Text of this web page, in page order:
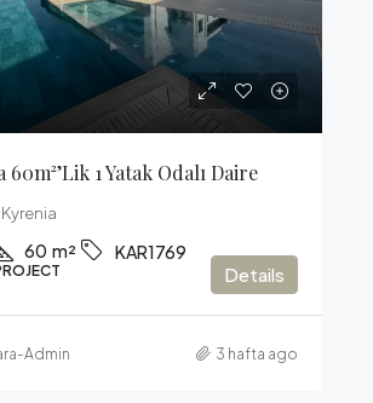
60m²’lik 1 Yatak Odalı Daire
60 m² KAR1769
Details
Admin 3 hafta ago